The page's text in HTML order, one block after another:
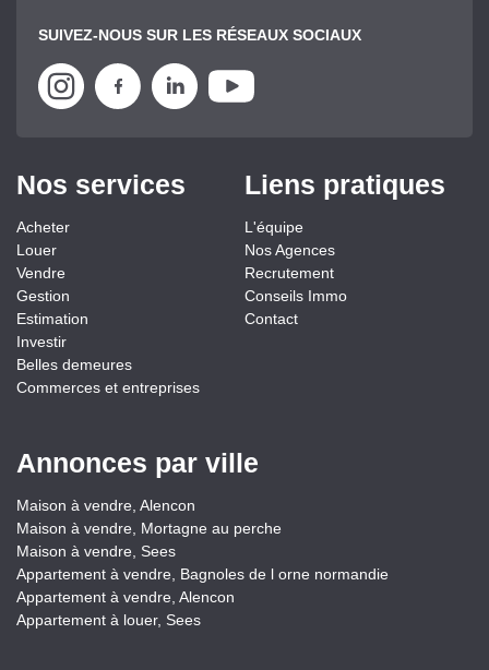
SUIVEZ-NOUS SUR LES RÉSEAUX SOCIAUX
Nos services
Acheter
Louer
Vendre
Gestion
Estimation
Investir
Belles demeures
Commerces et entreprises
Liens pratiques
L'équipe
Nos Agences
Recrutement
Conseils Immo
Contact
Annonces par ville
Maison à vendre, Alencon
Maison à vendre, Mortagne au perche
Maison à vendre, Sees
Appartement à vendre, Bagnoles de l orne normandie
Appartement à vendre, Alencon
Appartement à louer, Sees